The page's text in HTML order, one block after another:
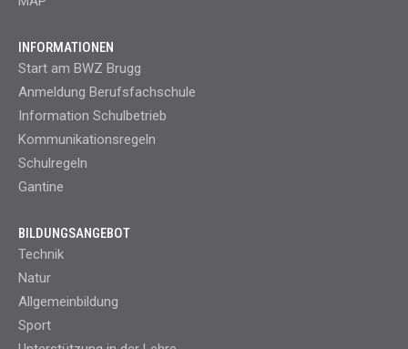
INFORMATIONEN
Start am BWZ Brugg
Anmeldung Berufsfachschule
Information Schulbetrieb
Kommunikationsregeln
Schulregeln
Gantine
BILDUNGSANGEBOT
Technik
Natur
Allgemeinbildung
Sport